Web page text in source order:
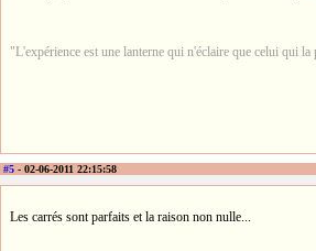
"L'expérience est une lanterne qui n'éclaire que celui qui
#5 - 02-06-2011 22:15:58
Les carrés sont parfaits et la raison non nulle...